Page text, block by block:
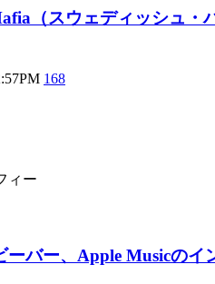
（スウェディッシュ
168
ィー
ーバー、Apple Musicのイ